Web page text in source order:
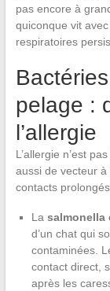
pas encore à
quiconque vit
respiratoires
pelage :
l’allergie
L’allergie n’est
aussi de vecteur
contacts
La salmonella
d’un chat qui
contaminées.
contact direct,
après les